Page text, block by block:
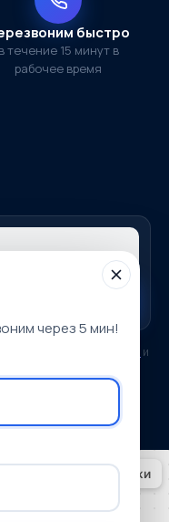
быстро
в течение 15 минут в
рабочее время
и
через 5 мин!